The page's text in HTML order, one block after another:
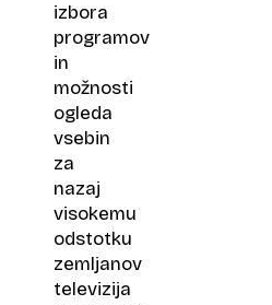
izbora
programov
in
možnosti
ogleda
vsebin
za
nazaj
visokemu
odstotku
zemljanov
televizija